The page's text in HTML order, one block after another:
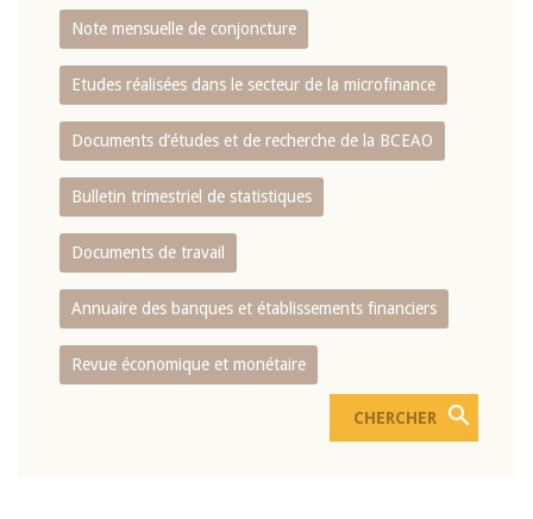
Note mensuelle de conjoncture
Etudes réalisées dans le secteur de la microfinance
Documents d’études et de recherche de la BCEAO
Bulletin trimestriel de statistiques
Documents de travail
Annuaire des banques et établissements financiers
Revue économique et monétaire